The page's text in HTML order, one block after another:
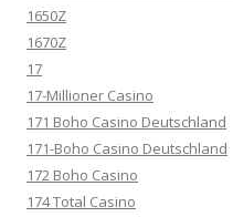
1650Z
1670Z
17
17-Millioner Casino
171 Boho Casino Deutschland
171-Boho Casino Deutschland
172 Boho Casino
174 Total Casino